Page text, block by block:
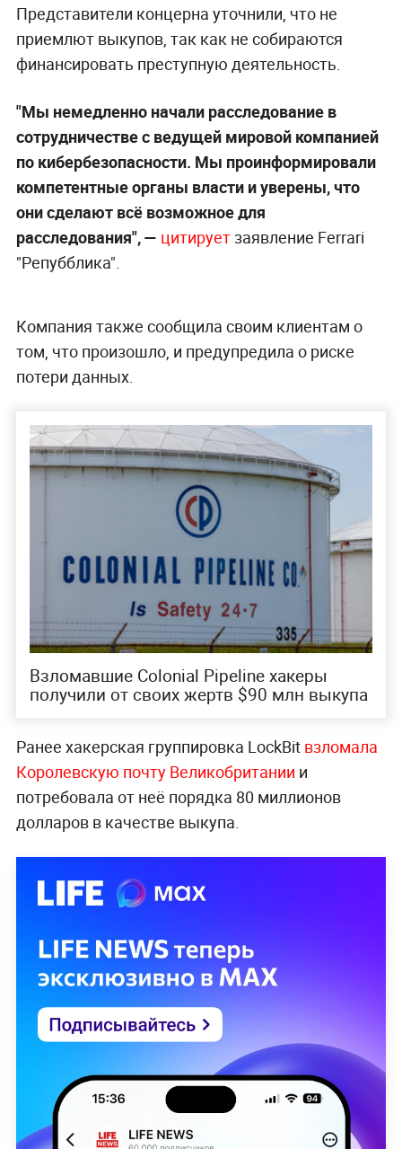
Представители концерна уточнили, что не
приемлют выкупов, так как не собираются
финансировать преступную деятельность.
"Мы немедленно начали расследование в
сотрудничестве с ведущей мировой компанией
по кибербезопасности. Мы проинформировали
компетентные органы власти и уверены, что
они сделают всё возможное для
расследования", — цитирует заявление Ferrari
"Репубблика".
Компания также сообщила своим клиентам о
том, что произошло, и предупредила о риске
потери данных.
Взломавшие Colonial Pipeline хакеры
получили от своих жертв $90 млн выкупа
Ранее хакерская группировка LockBit взломала
Королевскую почту Великобритании и
потребовала от неё порядка 80 миллионов
долларов в качестве выкупа.